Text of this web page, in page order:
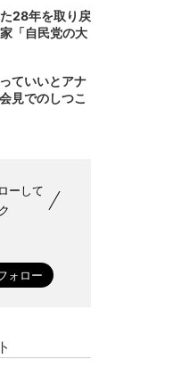
28年を取り戻
「自民党の大
ていいとアナ
見でのしつこ
ーして